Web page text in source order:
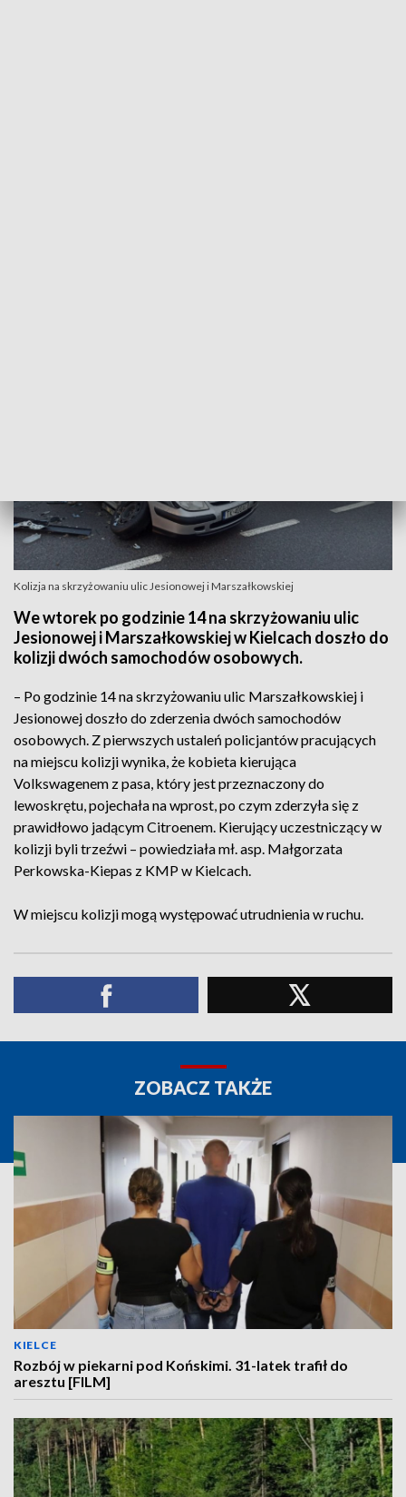
Kolizja na skrzyżowaniu ulic Jesionowej i Marszałkowskiej
We wtorek po godzinie 14 na skrzyżowaniu ulic
Jesionowej i Marszałkowskiej w Kielcach doszło do
kolizji dwóch samochodów osobowych.
– Po godzinie 14 na skrzyżowaniu ulic Marszałkowskiej i
Jesionowej doszło do zderzenia dwóch samochodów
osobowych. Z pierwszych ustaleń policjantów pracujących
na miejscu kolizji wynika, że kobieta kierująca
Volkswagenem z pasa, który jest przeznaczony do
lewoskrętu, pojechała na wprost, po czym zderzyła się z
prawidłowo jadącym Citroenem. Kierujący uczestniczący w
kolizji byli trzeźwi – powiedziała mł. asp. Małgorzata
Perkowska-Kiepas z KMP w Kielcach.
W miejscu kolizji mogą występować utrudnienia w ruchu.
ZOBACZ TAKŻE
KIELCE
Rozbój w piekarni pod Końskimi. 31-latek trafił do
aresztu [FILM]